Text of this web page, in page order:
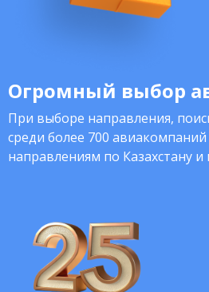
Огромный выбор
При выборе направления,
среди более 700
направлениям по Казахстану и